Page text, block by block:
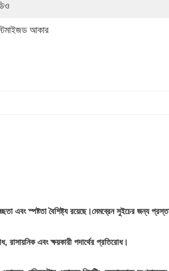
আকার
এবং স্পষ্টতা বৈশিষ্ট্য রয়েছে।মেমব্রেন সুইচের জন্য
রাসায়নিক এবং ক্ষয়কারী পদার্থের প্রতিরোধ।